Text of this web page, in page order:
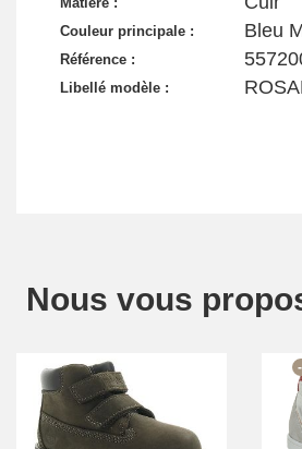
Couleur principale : Bleu
Référence :
Libellé modèle :
Nous vous